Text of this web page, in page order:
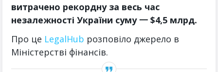
витрачено рекордну за весь час
незалежності України суму 一 $4,5 млрд.
Про це LegalHub розповіло джерело в
Міністерстві фінансів.